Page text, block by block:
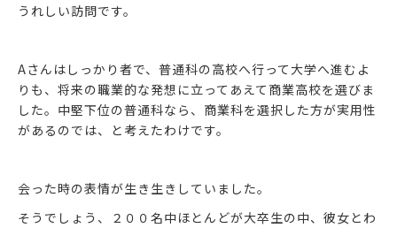
うれしい訪問です。
Aさんはしっかり者で、普通科の高校へ行って大学へ進むよ
りも、将来の職業的な発想に立ってあえて商業高校を選びま
した。中堅下位の普通科なら、商業科を選択した方が実用性
があるのでは、と考えたわけです。
会った時の表情が生き生きしていました。
そうでしょう、２００名中ほとんどが大卒生の中、彼女とわ